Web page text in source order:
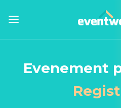
Evenement